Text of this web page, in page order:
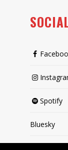
Spotify
Bluesky